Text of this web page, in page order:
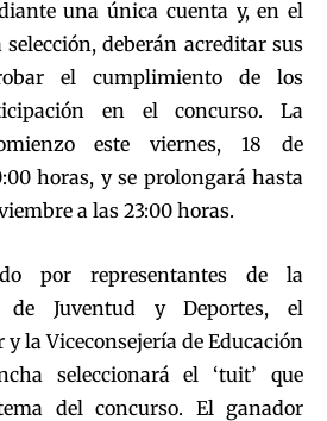
una única cuenta y, en el
deberán acreditar sus
el cumplimiento de los
en el concurso. La
este viernes, 18 de
horas, y se prolongará hasta
a las 23:00 horas.
por representantes de la
de Juventud y Deportes, el
la Viceconsejería de Educación
seleccionará el ‘tuit’ que
del concurso. El ganador